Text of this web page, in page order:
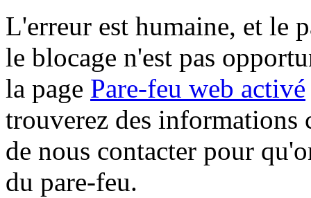
L'erreur est humaine, et le
le blocage n'est pas
la page Pare-feu web activé
trouverez des informations
de nous contacter pour
du pare-feu.